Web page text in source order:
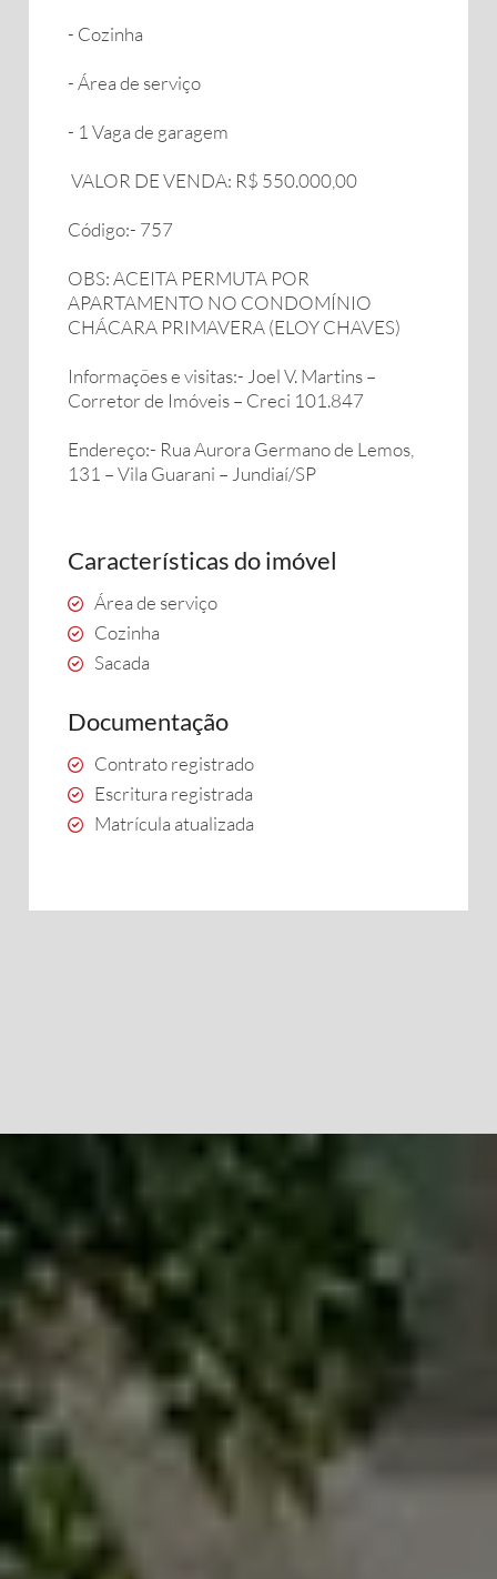
- Cozinha
- Área de serviço
- 1 Vaga de garagem
VALOR DE VENDA: R$ 550.000,00
Código:- 757
OBS: ACEITA PERMUTA POR
APARTAMENTO NO CONDOMÍNIO
CHÁCARA PRIMAVERA (ELOY CHAVES)
Informações e visitas:- Joel V. Martins –
Corretor de Imóveis – Creci 101.847
Endereço:- Rua Aurora Germano de Lemos,
131 – Vila Guarani – Jundiaí/SP
Características do imóvel
Área de serviço
Cozinha
Sacada
Documentação
Contrato registrado
Escritura registrada
Matrícula atualizada